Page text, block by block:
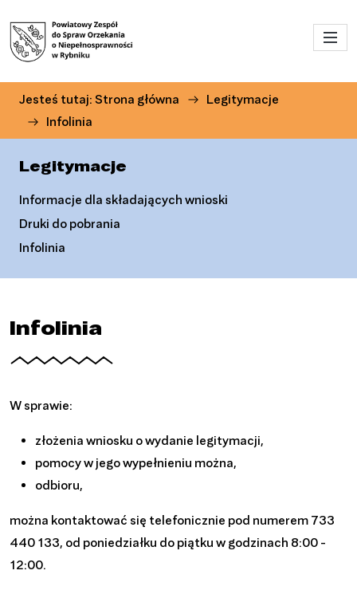
Przejdź do treści
Jesteś tutaj: Strona główna
Legitymacje
Infolinia
Legitymacje
Informacje dla składających wnioski
Druki do pobrania
Infolinia
Infolinia
W sprawie:
złożenia wniosku o wydanie legitymacji,
pomocy w jego wypełnieniu można,
odbioru,
można kontaktować się telefonicznie pod numerem 733
440 133, od poniedziałku do piątku w godzinach 8:00 -
12:00.